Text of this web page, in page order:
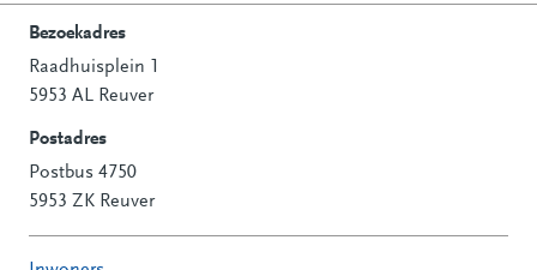
Contactinformatie
Bezoekadres
Raadhuisplein 1
5953 AL Reuver
Postadres
Postbus 4750
5953 ZK Reuver